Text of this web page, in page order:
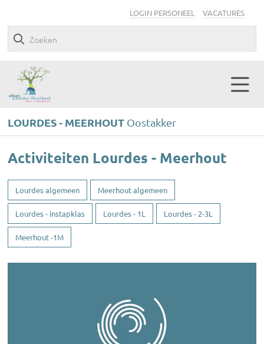
LOGIN PERSONEEL VACATURES
LOURDES - MEERHOUT Oostakker
Activiteiten Lourdes - Meerhout
Lourdes algemeen Meerhout algemeen
Lourdes - instapklas Lourdes - 1L Lourdes - 2-3L
Meerhout -1M